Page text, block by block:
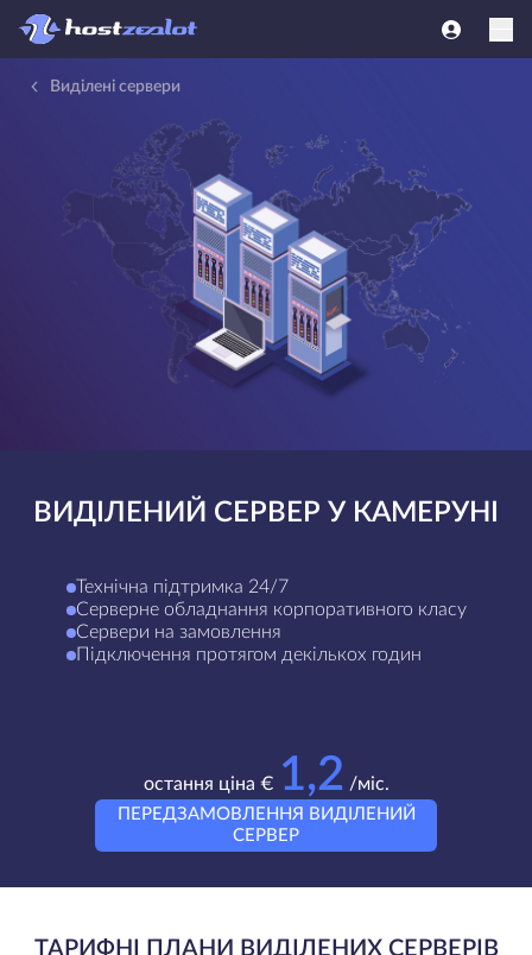
Виділені сервери
ВИДІЛЕНИЙ СЕРВЕР У КАМЕРУНІ
Технічна підтримка 24/7
Серверне обладнання корпоративного класу
Сервери на замовлення
Підключення протягом декількох годин
остання ціна € 1,2 /міс.
ПЕРЕДЗАМОВЛЕННЯ ВИДІЛЕНИЙ
СЕРВЕР
ТАРИФНІ ПЛАНИ ВИДІЛЕНИХ СЕРВЕРІВ